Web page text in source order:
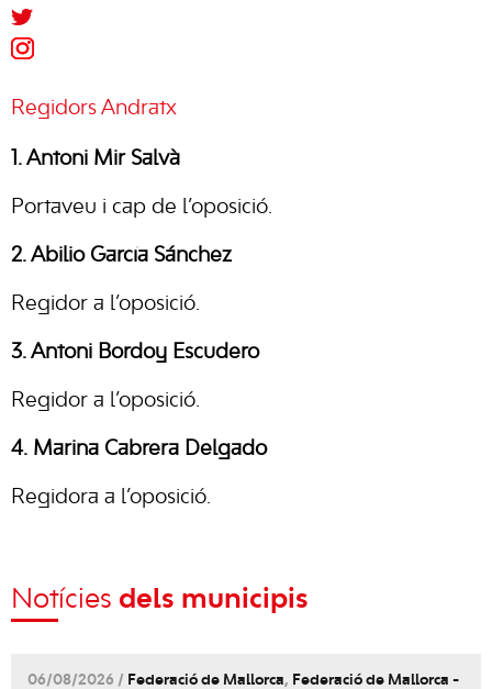
Regidors Andratx
1. Antoni Mir Salvà
Portaveu i cap de l’oposició.
2. Abilio García Sánchez
Regidor a l’oposició.
3. Antoni Bordoy Escudero
Regidor a l’oposició.
4. Marina Cabrera Delgado
Regidora a l’oposició.
Notícies dels municipis
06/08/2026 / Federació de Mallorca, Federació de Mallorca -